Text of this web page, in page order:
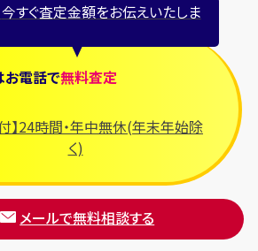
今すぐ査定金額をお伝えいたしま
お電話で無料査定
】24時間・年中無休(年末年始除
く)
メールで無料相談する